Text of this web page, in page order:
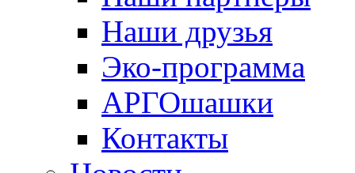
Наши друзья
Эко-программа
АРГОшашки
Контакты